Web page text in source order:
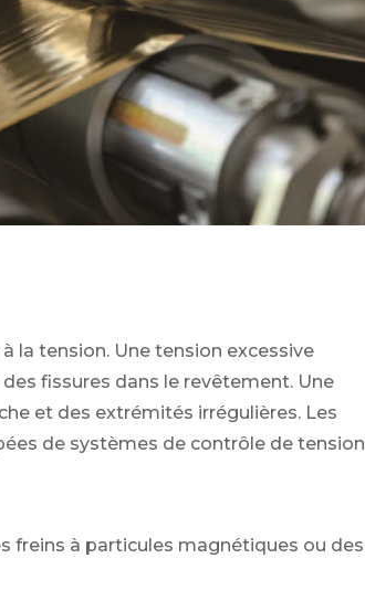
la tension. Une tension excessive
fissures dans le revêtement. Une
et des extrémités irrégulières. Les
de systèmes de contrôle de tension
freins à particules magnétiques ou des